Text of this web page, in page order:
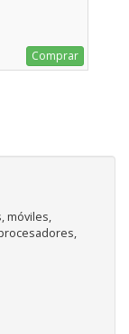
Comprar
móviles,